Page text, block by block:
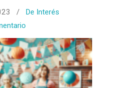
/
De Interés